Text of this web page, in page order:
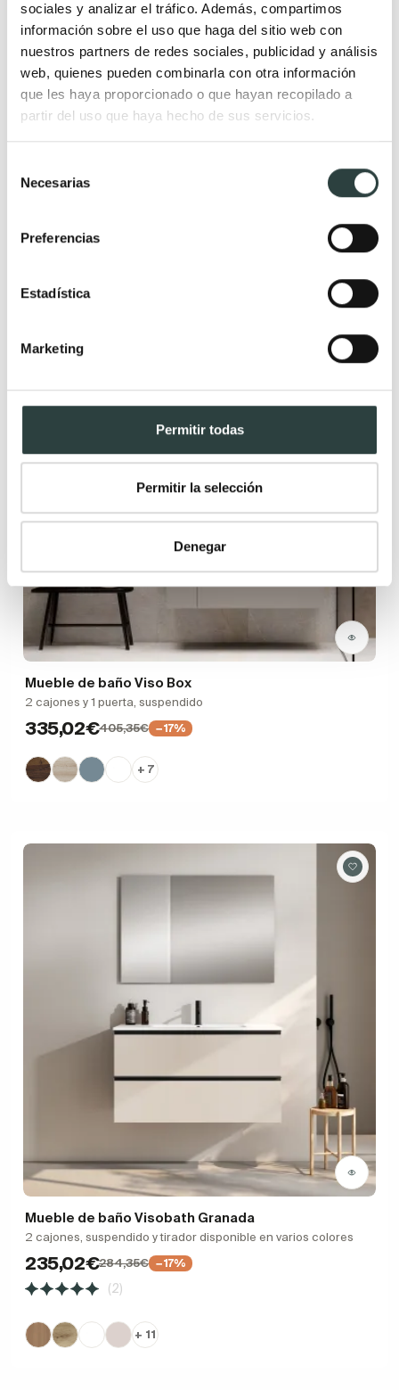
sociales y analizar el tráfico. Además, compartimos
información sobre el uso que haga del sitio web con
nuestros partners de redes sociales, publicidad y análisis
web, quienes pueden combinarla con otra información
que les haya proporcionado o que hayan recopilado a
partir del uso que haya hecho de sus servicios.
Necesarias
Preferencias
Estadística
Marketing
Permitir todas
Permitir la selección
Denegar
2 cajones, suspendido, tiradores disponibles en varios colores
296,67€
Mueble de baño Viso Box
2 cajones y 1 puerta, suspendido
335,02€405,35€ −17%
+ 7
Mueble de baño Visobath Granada
2 cajones, suspendido y tirador disponible en varios colores
235,02€284,35€ −17%
(2)
+ 11